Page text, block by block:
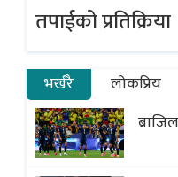
तपाईको प्रतिक्रिया
भर्खरै
लोकप्रिय